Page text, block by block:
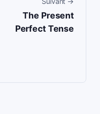
The Present
Perfect Tense